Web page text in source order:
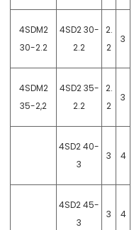
4SDM2
30-2.2
4SD2 30-
2.2
2.
2
3
4SDM2
35-2,2
4SD2 35-
2.2
2.
2
3
4SD2 40-
3
3 4
4SD2 45-
3
3 4